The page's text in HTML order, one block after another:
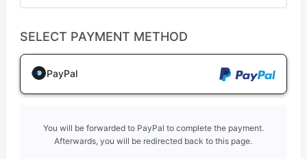
SELECT PAYMENT METHOD
PayPal
You will be forwarded to PayPal to complete the payment.
Afterwards, you will be redirected back to this page.